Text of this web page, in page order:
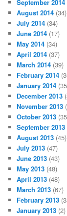
September 2014
August 2014 (34)
July 2014 (34)
June 2014 (17)
May 2014 (34)
April 2014 (37)
March 2014 (39)
February 2014
January 2014
December 2013
November 2013
October 2013
September 2013
August 2013 (45)
July 2013 (47)
June 2013 (43)
May 2013 (48)
April 2013 (48)
March 2013 (67)
February 2013
January 2013 (2)